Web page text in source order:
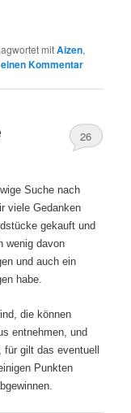
mitAizen,
Kommentar
26
Suche nach
viele Gedanken
gekauft und
wenig davon
und auch ein
habe.
die können
entnehmen, und
gilt das eventuell
Punkten